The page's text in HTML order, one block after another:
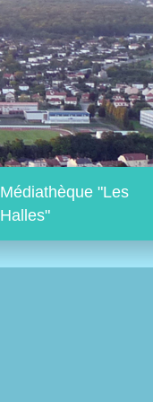
Médiathèque "Les
Halles"